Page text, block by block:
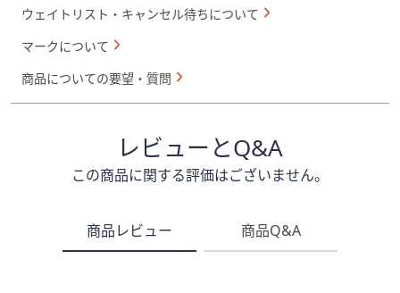
ウェイトリスト・キャンセル待ちについて
マークについて
商品についての要望・質問
レビューとQ&A
この商品に関する評価はございません。
商品レビュー 商品Q&A